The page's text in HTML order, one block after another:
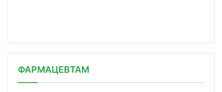
ФАРМАЦЕВТАМ